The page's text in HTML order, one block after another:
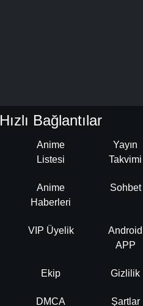
Hızlı Bağlantılar
Anime
Listesi
Yayın
Takvimi
Anime
Haberleri
Sohbet
VIP Üyelik
Android
APP
Ekip Gizlilik
DMCA Şartlar